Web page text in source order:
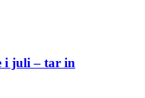
i juli – tar in